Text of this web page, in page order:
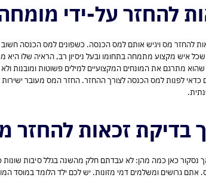
להחזר על-ידי
להחזר מס ויגיש אותם למס הכנסה. כשפונים למס הכנסה
איש מקצוע מתמחה בתחומו ובעל ניסיון רב, הראיה שלו היא
מתרגם את המונחים המקצועיים למילים פשוטות ומובנות
כדאי לפנות למס הכנסה לצורך ההחזר. החזר המס מעובר
בדיקת זכאות להחזר
נסקור כאן כמה מהן: לא עבדתם חלק מהשנה בגלל סיבות
גרושים ומשלמים דמי מזונות. יש לכם ילד הלומד במוסד